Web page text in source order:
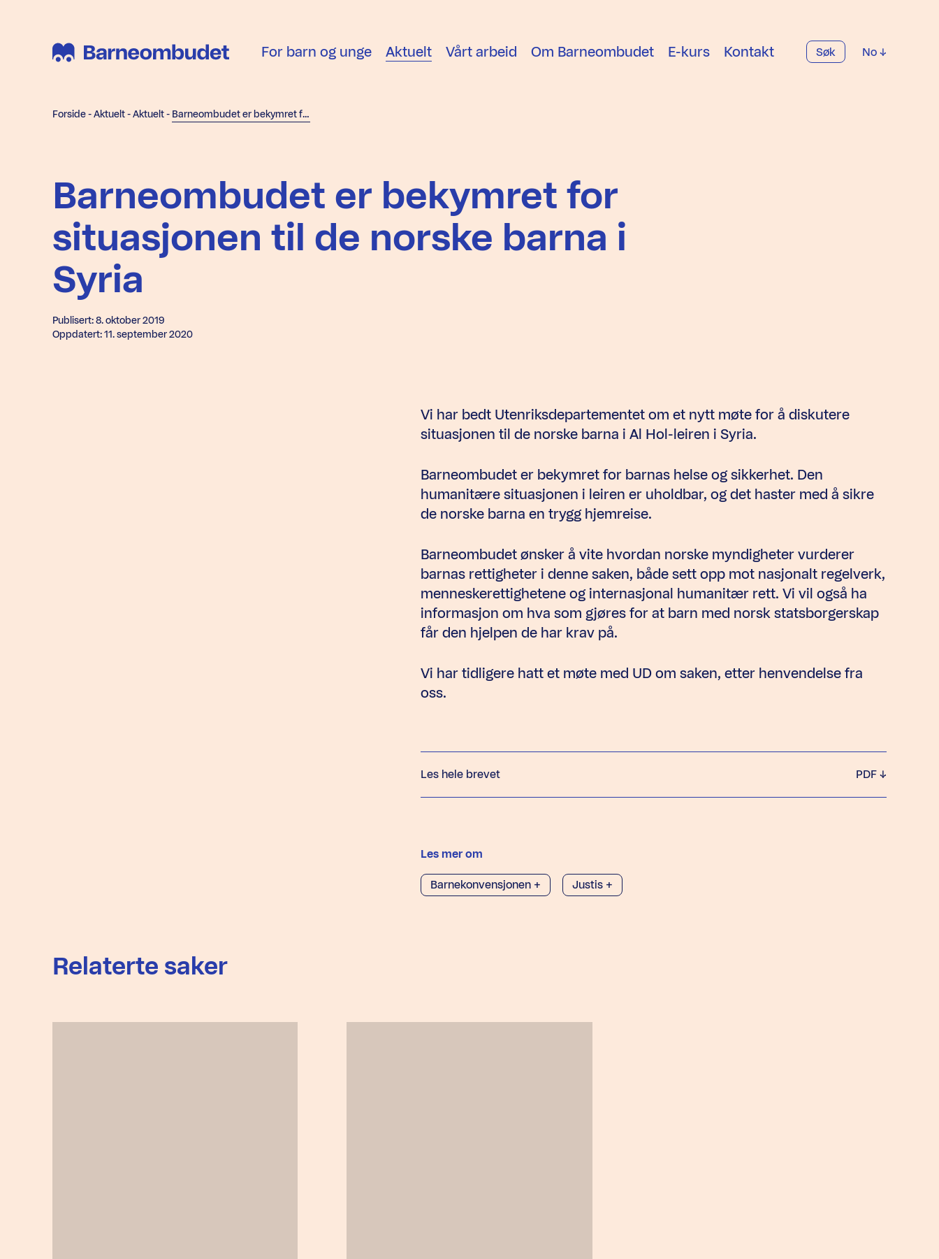
For barn og unge Aktuelt Vårt arbeid Om Barneombudet E-kurs Kontakt Søk No
Forside-Aktuelt-Aktuelt- Barneombudet er bekymret for situasjonen til de norske barna i Syria
Barneombudet er bekymret for
situasjonen til de norske barna i
Syria
Publisert: 8. oktober 2019
Oppdatert: 11. september 2020
Vi har bedt Utenriksdepartementet om et nytt møte for å diskutere
situasjonen til de norske barna i Al Hol-leiren i Syria.
Barneombudet er bekymret for barnas helse og sikkerhet. Den
humanitære situasjonen i leiren er uholdbar, og det haster med å sikre
de norske barna en trygg hjemreise.
Barneombudet ønsker å vite hvordan norske myndigheter vurderer
barnas rettigheter i denne saken, både sett opp mot nasjonalt regelverk,
menneskerettighetene og internasjonal humanitær rett. Vi vil også ha
informasjon om hva som gjøres for at barn med norsk statsborgerskap
får den hjelpen de har krav på.
Vi har tidligere hatt et møte med UD om saken, etter henvendelse fra
oss.
Les hele brevet PDF
Les mer om
Barnekonvensjonen + Justis +
Relaterte saker